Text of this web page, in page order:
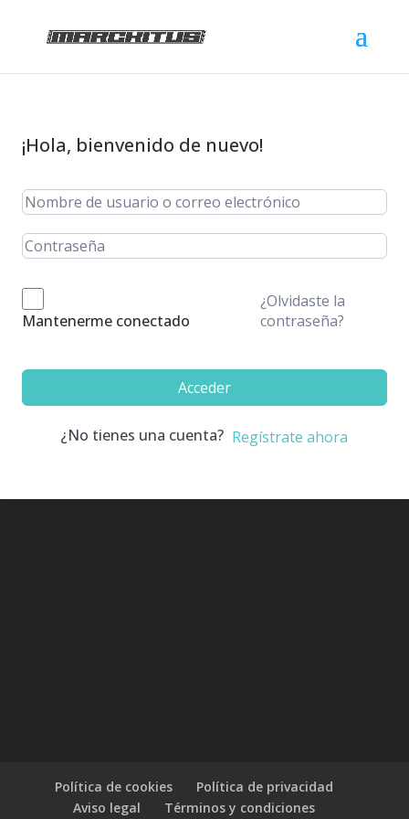
¡Hola, bienvenido de nuevo!
Mantenerme conectado
¿Olvidaste la
contraseña?
Acceder
¿No tienes una cuenta? Regístrate ahora
Política de cookies
Política de privacidad
Aviso legal
Términos y condiciones